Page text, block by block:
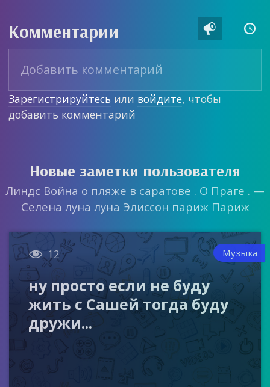
Комментарии  
Зарегистрируйтесь или войдите, чтобы
добавить комментарий
Новые заметки пользователя
Линдс Война о пляже в саратове . О Праге . —
Селена луна луна Элиссон париж Париж
 12 Музыка
ну просто если не буду
жить с Сашей тогда буду
дружи...